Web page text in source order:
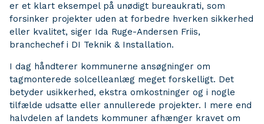
er et klart eksempel på unødigt bureaukrati, som
forsinker projekter uden at forbedre hverken sikkerhed
eller kvalitet, siger Ida Ruge-Andersen Friis,
branchechef i DI Teknik & Installation.
I dag håndterer kommunerne ansøgninger om
tagmonterede solcelleanlæg meget forskelligt. Det
betyder usikkerhed, ekstra omkostninger og i nogle
tilfælde udsatte eller annullerede projekter. I mere end
halvdelen af landets kommuner afhænger kravet om